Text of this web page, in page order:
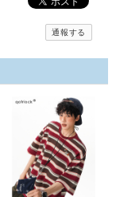
通報する